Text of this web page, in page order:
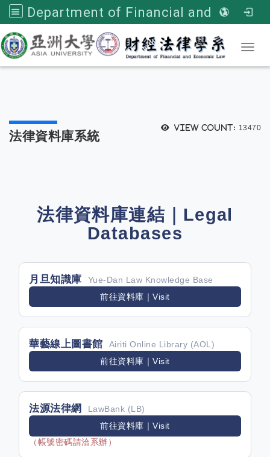
Department of Financial and Economic Law, Asia University
View count: 13470
法律資料庫系統
法律資料庫連結｜Legal
Databases
月旦知識庫
Yue-Dan Law Knowledge Base
前往資料庫｜Visit
華藝線上圖書館
Airiti Online Library (AOL)
前往資料庫｜Visit
法源法律網
LawBank (LB)
前往資料庫｜Visit
（帳號密碼請洽系辦）